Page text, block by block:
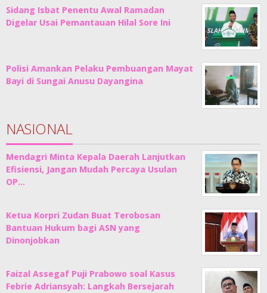
Sidang Isbat Penentu Awal Ramadan
Digelar Usai Pemantauan Hilal Sore Ini
Polisi Amankan Pelaku Pembuangan Mayat
Bayi di Sungai Anusu Dayangina
NASIONAL
Mendagri Minta Kepala Daerah Lanjutkan
Efisiensi, Jangan Mudah Percaya Usulan
OP…
Ketua Korpri Zudan Buat Terobosan
Bantuan Hukum bagi ASN yang
Dinonjobkan
Faizal Assegaf Puji Prabowo soal Kasus
Febrie Adriansyah: Langkah Bersejarah